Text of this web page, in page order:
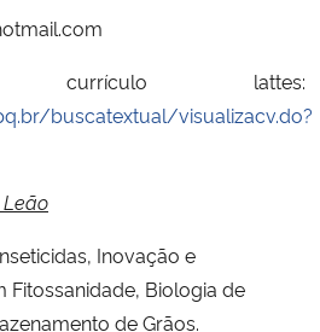
lattes:
buscatextual/visualizacv.do?
Leão
Inovação e
Biologia de
de Grãos.